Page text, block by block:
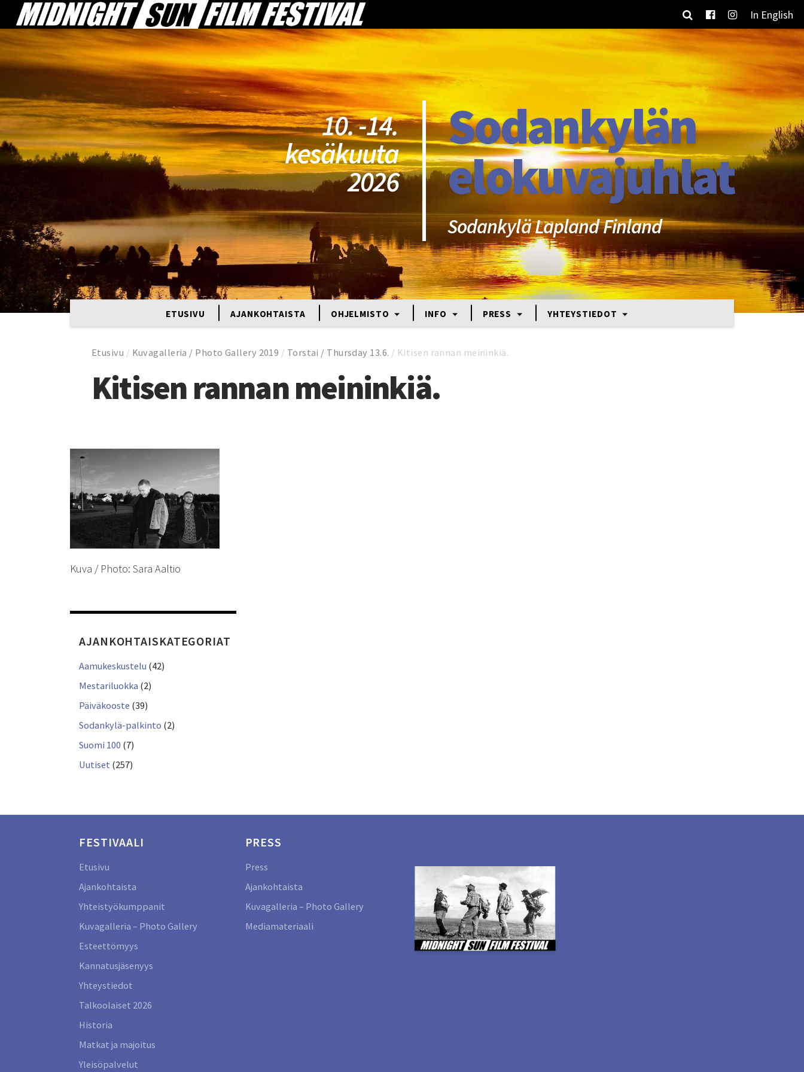
In English
10. -14.
kesäkuuta
2026
Sodankylän
elokuvajuhlat
Sodankylä Lapland Finland
ETUSIVU AJANKOHTAISTA OHJELMISTO INFO PRESS YHTEYSTIEDOT
Etusivu / Kuvagalleria / Photo Gallery 2019 / Torstai / Thursday 13.6. / Kitisen rannan meininkiä.
Kitisen rannan meininkiä.
Kuva / Photo: Sara Aaltio
AJANKOHTAISKATEGORIAT
Aamukeskustelu (42)
Mestariluokka (2)
Päiväkooste (39)
Sodankylä-palkinto (2)
Suomi 100 (7)
Uutiset (257)
FESTIVAALI
Etusivu
Ajankohtaista
Yhteistyökumppanit
Kuvagalleria – Photo Gallery
Esteettömyys
Kannatusjäsenyys
Yhteystiedot
Talkoolaiset 2026
Historia
Matkat ja majoitus
Yleisöpalvelut
PRESS
Press
Ajankohtaista
Kuvagalleria – Photo Gallery
Mediamateriaali